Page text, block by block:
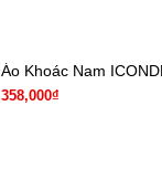
Áo Khoác Nam
358,000₫